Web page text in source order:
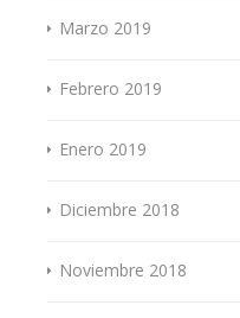
Marzo 2019
Febrero 2019
Enero 2019
Diciembre 2018
Noviembre 2018